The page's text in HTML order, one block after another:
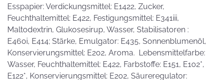
Esspapier: Verdickungsmittel: E1422, Zucker,
Feuchthaltemittel: E422, Festigungsmittel: E341iii,
Maltodextrin, Glukosesirup, Wasser, Stabilisatoren :
E460i, E414; Stärke, Emulgator: E435, Sonnenblumenöl,
Konservierungsmittel: E202, Aroma. Lebensmittelfarbe:
Wasser, Feuchthaltemittel: E422, Farbstoffe: E151, E102*,
E122*, Konservierungsmittel: E202, Säureregulator: